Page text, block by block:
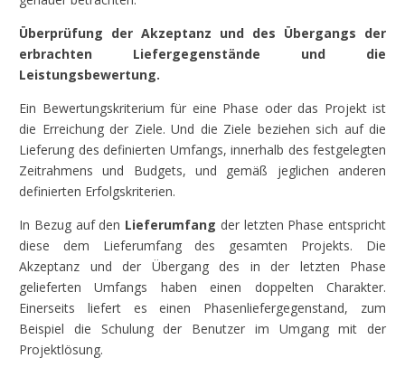
Überprüfung der Akzeptanz und des Übergangs der
erbrachten Liefergegenstände und die
Leistungsbewertung.
Ein Bewertungskriterium für eine Phase oder das Projekt ist
die Erreichung der Ziele. Und die Ziele beziehen sich auf die
Lieferung des definierten Umfangs, innerhalb des festgelegten
Zeitrahmens und Budgets, und gemäß jeglichen anderen
definierten Erfolgskriterien.
In Bezug auf den Lieferumfang der letzten Phase entspricht
diese dem Lieferumfang des gesamten Projekts. Die
Akzeptanz und der Übergang des in der letzten Phase
gelieferten Umfangs haben einen doppelten Charakter.
Einerseits liefert es einen Phasenliefergegenstand, zum
Beispiel die Schulung der Benutzer im Umgang mit der
Projektlösung.